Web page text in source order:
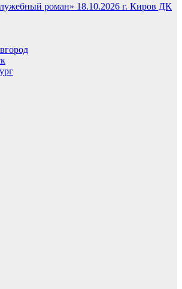
роман» 18.10.2026 г. Киров ДК